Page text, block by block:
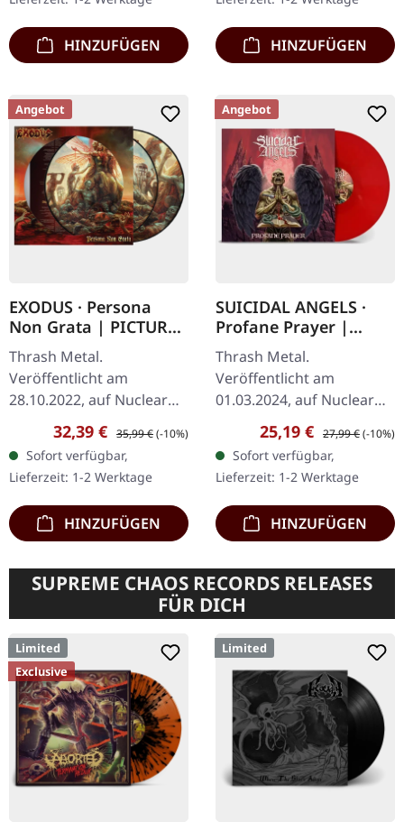
einfachen Cover. Enthält…
HINZUFÜGEN
veröffentlichten,
lieferten…
HINZUFÜGEN
Angebot
EXODUS · Persona
Non Grata | PICTURE
2LP
Thrash Metal.
Veröffentlicht am
28.10.2022, auf Nuclear
Blast Records. Doppel
Picture-Vinyl im Gatefold-
Cover. Wenn die Urväter
des Bay-Area-Thrash…
Verkaufspreis:
32,39 € Regulärer Preis:
35,99 €(-10%)
Sofort verfügbar,
Lieferzeit: 1-2 Werktage
HINZUFÜGEN
Angebot
SUICIDAL ANGELS ·
Profane Prayer |
SOLID RED LP
Thrash Metal.
Veröffentlicht am
01.03.2024, auf Nuclear
Blast Records. Rotes Vinyl.
Rotes Vinyl
Verkaufspreis:
25,19 € Regulärer Preis:
27,99 €(-10%)
Sofort verfügbar,
Lieferzeit: 1-2 Werktage
HINZUFÜGEN
SUPREME CHAOS RECORDS RELEASES
FÜR DICH
Limited
Exclusive
Limited